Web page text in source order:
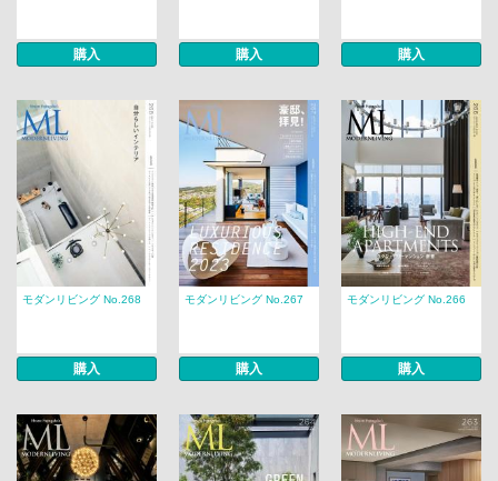
購入 購入 購入
モダンリビング No.268
購入
モダンリビング No.267
購入
モダンリビング No.266
購入